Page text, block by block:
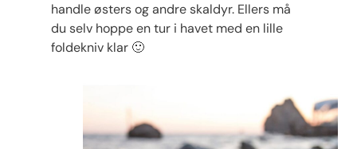
handle østers og andre skaldyr. Ellers må
du selv hoppe en tur i havet med en lille
foldekniv klar 🙂